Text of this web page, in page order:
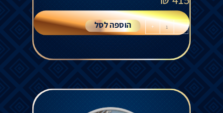
-
+ הוספה לסל